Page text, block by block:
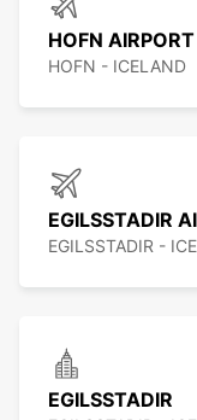
HOFN AIRPORT
HOFN - ICELAND
EGILSSTADIR
EGILSSTADIR -
EGILSSTADIR